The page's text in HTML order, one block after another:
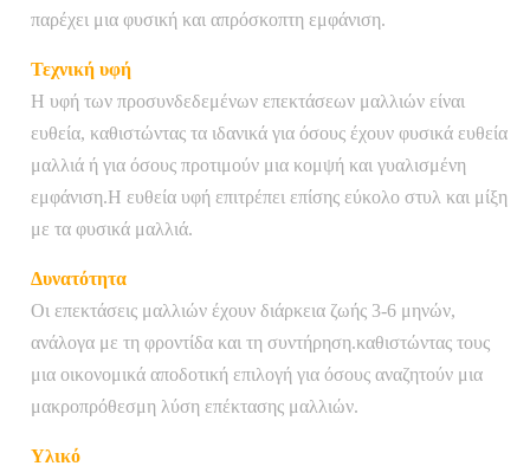
παρέχει μια φυσική και απρόσκοπτη εμφάνιση.
Τεχνική υφή
Η υφή των προσυνδεδεμένων επεκτάσεων μαλλιών είναι
ευθεία, καθιστώντας τα ιδανικά για όσους έχουν φυσικά ευθεία
μαλλιά ή για όσους προτιμούν μια κομψή και γυαλισμένη
εμφάνιση.Η ευθεία υφή επιτρέπει επίσης εύκολο στυλ και μίξη
με τα φυσικά μαλλιά.
Δυνατότητα
Οι επεκτάσεις μαλλιών έχουν διάρκεια ζωής 3-6 μηνών,
ανάλογα με τη φροντίδα και τη συντήρηση.καθιστώντας τους
μια οικονομικά αποδοτική επιλογή για όσους αναζητούν μια
μακροπρόθεσμη λύση επέκτασης μαλλιών.
Υλικό